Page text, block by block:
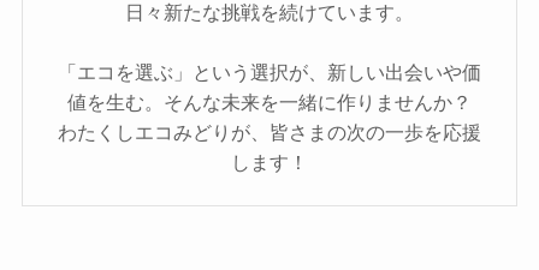
日々新たな挑戦を続けています。
「エコを選ぶ」という選択が、新しい出会いや価
値を生む。そんな未来を一緒に作りませんか？
わたくしエコみどりが、皆さまの次の一歩を応援
します！